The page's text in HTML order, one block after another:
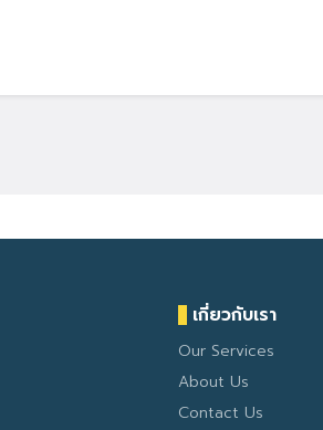
เกี่ยวกับเรา
Our Services
About Us
Contact Us